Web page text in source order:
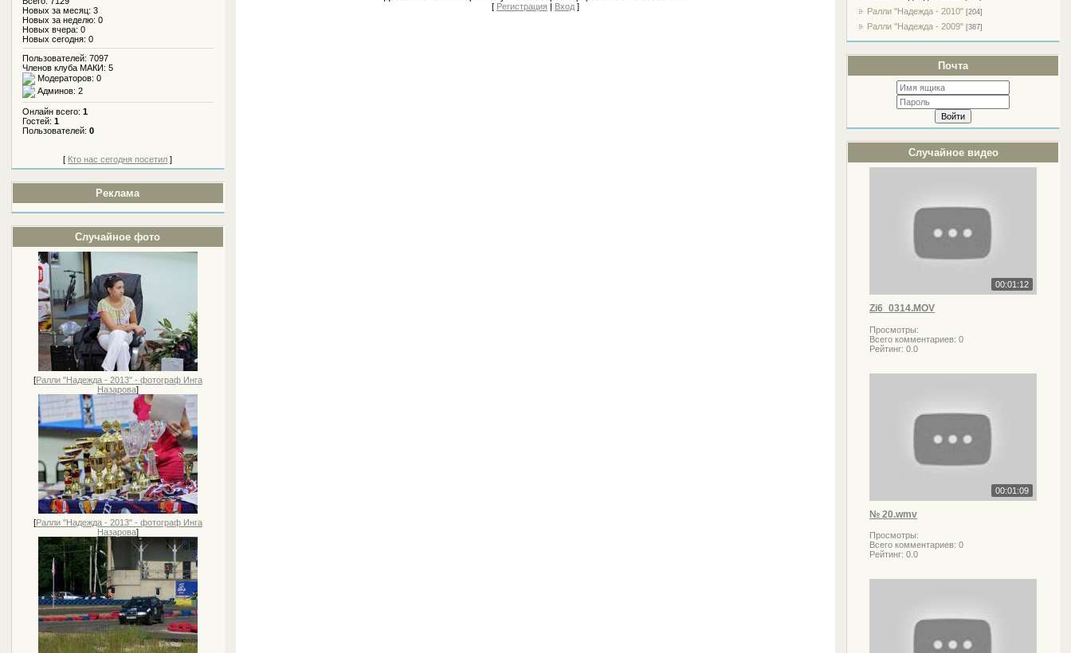
Новых за месяц: 3
Новых за неделю: 0
Новых вчера: 0
Новых сегодня: 0
Пользователей: 7097
Членов клуба МАКИ: 5
Модераторов: 0
Админов: 2
Онлайн всего:1
Гостей:1
Пользователей:0
[ Кто нас сегодня посетил ]
Реклама
Случайное фото
[Ралли "Надежда - 2013" - фотограф Инга
Назарова]
[Ралли "Надежда - 2013" - фотограф Инга
Назарова]
Ралли "Надежда - 2010" [204]
Ралли "Надежда - 2009" [387]
Почта
Случайное видео
00:01:12
Zi6_0314.MOV
Просмотры:
Всего комментариев:0
Рейтинг:0.0
00:01:09
№ 20.wmv
Просмотры:
Всего комментариев:0
Рейтинг:0.0
[ Регистрация Вход]